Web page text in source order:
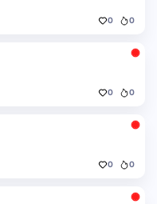
0 0
0 0
0 0